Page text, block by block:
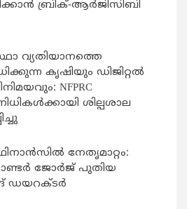
ബ്രിക്-ആര്‍ജിസിബി
വ്യതിയാനത്തെ
കൃഷിയും ഡിജിറ്റൽ
NFPRC
ശില്പശാല
നേതൃമാറ്റം:
ജോർജ് പുതിയ
ഡയറക്ടർ